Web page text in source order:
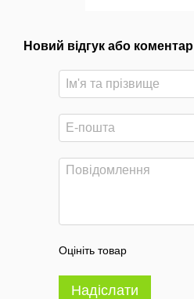
Новий відгук або коментар
Оцініть товар
Надіслати